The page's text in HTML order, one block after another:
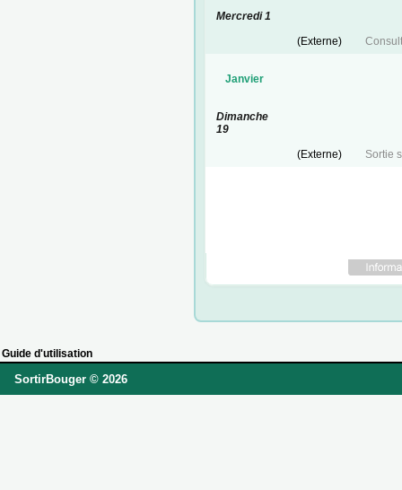
Mercredi 1
(Externe)
Janvier
Dimanche
19
(Externe)
Sortie
Guide d'utilisation
SortirBouger © 2026